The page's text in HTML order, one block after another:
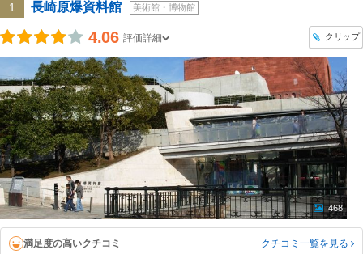
1 長崎原爆資料館 美術館・博物館
4.06 評価詳細 クリップ
468
満足度の高いクチコミ クチコミ一覧を見る